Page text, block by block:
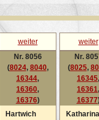
weiter
weiter
Nr. 8056
(8024, 8040,
16344,
16360,
16376)
Hartwich
Nr.
(8025,
16345,
16361,
16377
Katharina